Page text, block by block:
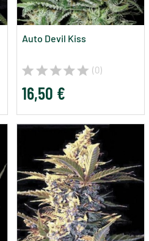
Auto Devil Kiss
(0)
16,50 €